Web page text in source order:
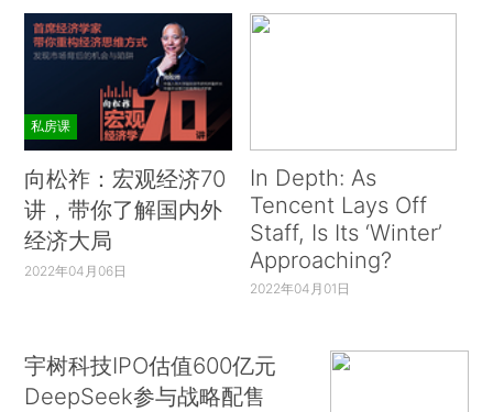
私房课
向松祚：宏观经济70
讲，带你了解国内外
经济大局
2022年04月06日
In Depth: As
Tencent Lays Off
Staff, Is Its ‘Winter’
Approaching?
2022年04月01日
宇树科技IPO估值600亿元
DeepSeek参与战略配售